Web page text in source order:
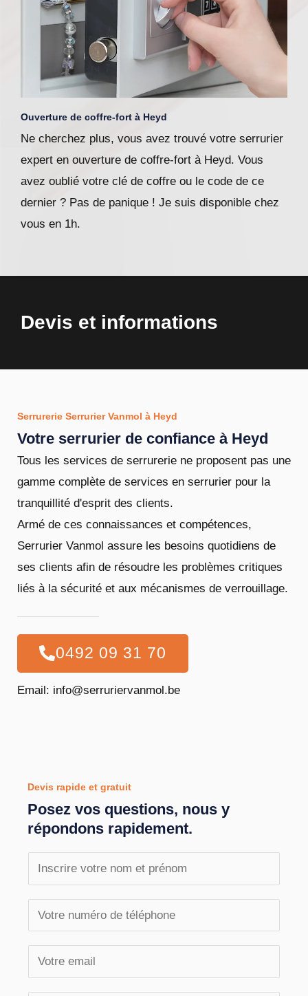
Ouverture de coffre-fort à Heyd
Ne cherchez plus, vous avez trouvé votre serrurier
expert en ouverture de coffre-fort à Heyd. Vous
avez oublié votre clé de coffre ou le code de ce
dernier ? Pas de panique ! Je suis disponible chez
vous en 1h.
Devis et informations
Serrurerie Serrurier Vanmol à Heyd
Votre serrurier de confiance à Heyd
Tous les services de serrurerie ne proposent pas une
gamme complète de services en serrurier pour la
tranquillité d'esprit des clients.
Armé de ces connaissances et compétences,
Serrurier Vanmol assure les besoins quotidiens de
ses clients afin de résoudre les problèmes critiques
liés à la sécurité et aux mécanismes de verrouillage.
0492 09 31 70
Email: info@serruriervanmol.be
Devis rapide et gratuit
Posez vos questions, nous y
répondons rapidement.
o
t
r
é
m